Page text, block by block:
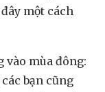
một cách
vào mùa đông:
bạn cũng